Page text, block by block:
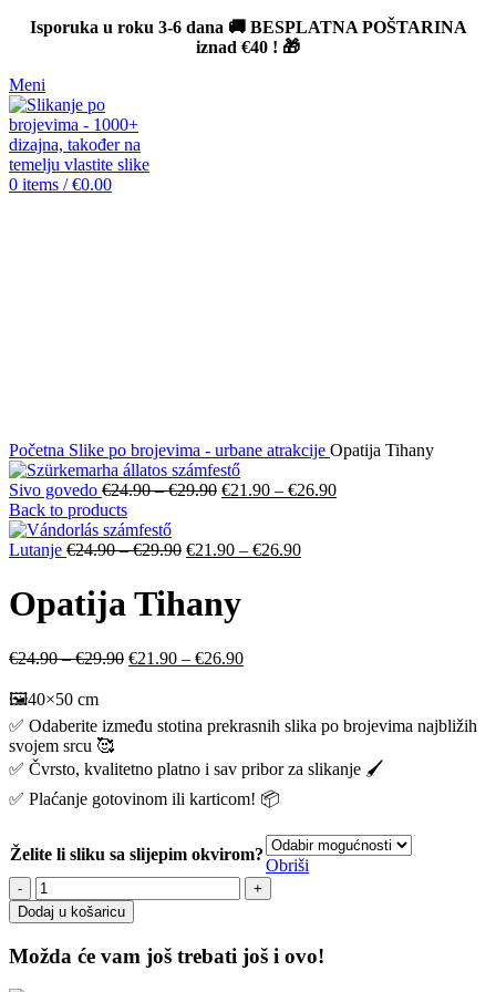
Isporuka u roku 3-6 dana 🚚 BESPLATNA POŠTARINA
iznad €40 ! 🎁
Meni
0 items / €0.00
Početna Slike po brojevima - urbane atrakcije Opatija Tihany
Sivo govedo €24.90–€29.90 Original
€24.90
€21.90 – €26.90Current
Back to products
Lutanje €24.90–€29.90 Original
€24.90
€29.90.
€21.90 – €26.90Current
Opatija Tihany
€24.90–€29.90 Original
€24.90
–
€21.90 – €26.90Current
€21.90
–
🖼️40×50 cm
✅ Odaberite između stotina prekrasnih slika po brojevima najbližih
svojem srcu 🥰
✅ Čvrsto, kvalitetno platno i sav pribor za slikanje 🖌️
✅ Plaćanje gotovinom ili karticom! 📦
Želite li sliku sa slijepim okvirom?
Obriši
Opatija
Tihany
količina
Dodaj u košaricu
Možda će vam još trebati još i ovo!